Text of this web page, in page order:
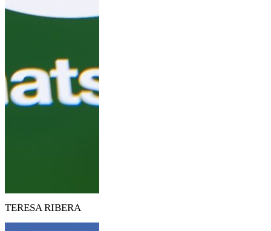
TERESA RIBERA